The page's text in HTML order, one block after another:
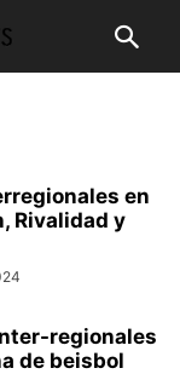
en
Rivalidad y
regionales
de beisbol